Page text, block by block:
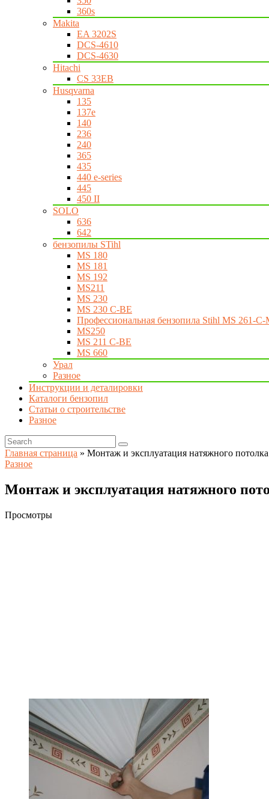
360s
Makita
EA 3202S
DCS-4610
DCS-4630
Hitachi
CS 33EB
Husqvarna
135
137e
140
236
240
365
435
440 e-series
445
450 II
SOLO
636
642
бензопилы STihl
MS 180
MS 181
MS 192
MS211
MS 230
MS 230 C-BE
Профессиональная бензопила Stihl MS 261-
MS250
MS 211 C-BE
MS 660
Урал
Разное
Инструкции и деталировки
Каталоги бензопил
Статьи о строительстве
Разное
Главная страница » Монтаж и эксплуатация натяжного потолка
Разное
Монтаж и эксплуатация натяжного
Просмотры